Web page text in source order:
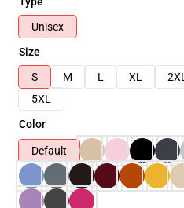
Unisex
Size
S
M L XL 2XL
5XL
Color
Default